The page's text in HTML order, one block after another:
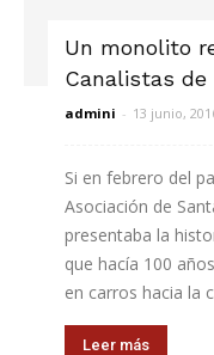
Un monolito
Canalistas de
admini - 13 junio,
Si en febrero del
Asociación de
presentaba la
que hacía 100
en carros hacia la
Leer más